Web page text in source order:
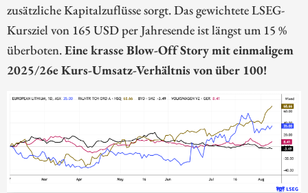
zusätzliche Kapitalzuflüsse sorgt. Das gewichtete LSEG-
Kursziel von 165 USD per Jahresende ist längst um 15 %
überboten.Eine krasse Blow-Off Story mit einmaligem
2025/26e Kurs-Umsatz-Verhältnis von über 100!